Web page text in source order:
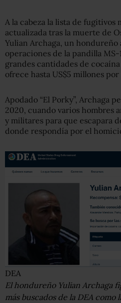
A la cabeza la lista de fugitivos
actualizada tras la muerte de
Yulian Archaga, un
operaciones de la pandilla
grandes cantidades de cocaína
ofrece hasta US$5 millones
Apodado “El Porky”, Archaga
2020, cuando varios hombres
y militares para que escapara
donde respondía por el
DEA
El hondureño Yulian Archaga
más buscados de la DEA